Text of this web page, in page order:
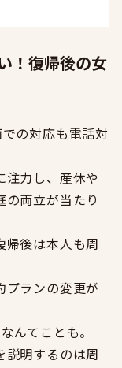
！復帰後の女
の対応も電話対
注力し、産休や
の両立が当たり
帰後は本人も周
プランの変更が
んてことも。
明するのは周